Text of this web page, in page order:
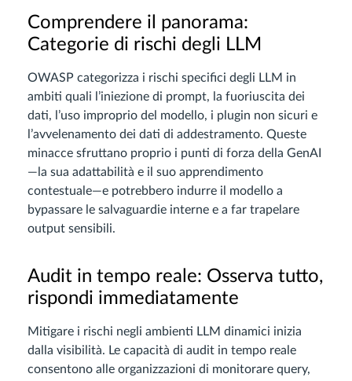
Comprendere il panorama:
Categorie di rischi degli LLM
OWASP categorizza i rischi specifici degli LLM in
ambiti quali l’iniezione di prompt, la fuoriuscita dei
dati, l’uso improprio del modello, i plugin non sicuri e
l’avvelenamento dei dati di addestramento. Queste
minacce sfruttano proprio i punti di forza della GenAI
—la sua adattabilità e il suo apprendimento
contestuale—e potrebbero indurre il modello a
bypassare le salvaguardie interne e a far trapelare
output sensibili.
Audit in tempo reale: Osserva tutto,
rispondi immediatamente
Mitigare i rischi negli ambienti LLM dinamici inizia
dalla visibilità. Le capacità di audit in tempo reale
consentono alle organizzazioni di monitorare query,